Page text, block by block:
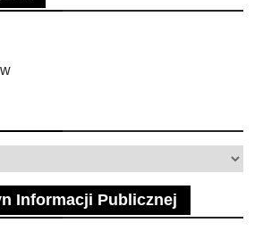
Informacji Publicznej